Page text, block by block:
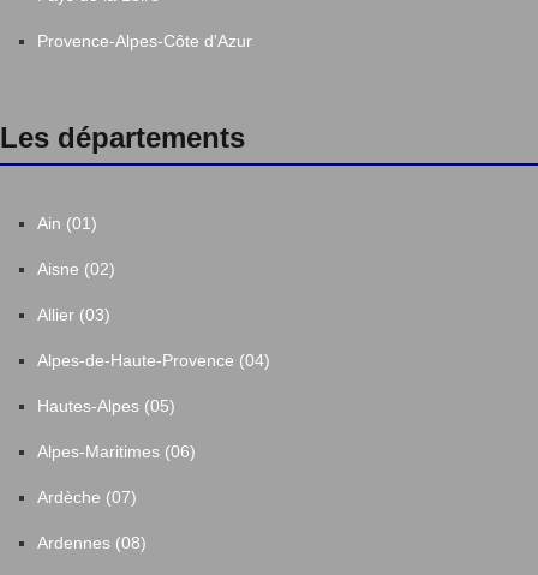
Provence-Alpes-Côte d'Azur
Les départements
Ain (01)
Aisne (02)
Allier (03)
Alpes-de-Haute-Provence (04)
Hautes-Alpes (05)
Alpes-Maritimes (06)
Ardèche (07)
Ardennes (08)